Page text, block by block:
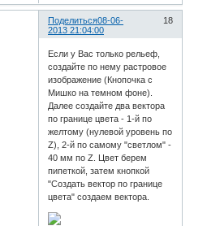
Поделиться 18
08-06-
2013 21:04:00
Если у Вас только рельеф,
создайте по нему растровое
изображение (Кнопочка с
Мишко на темном фоне).
Далее создайте два вектора
по границе цвета - 1-й по
желтому (нулевой уровень по
Z), 2-й по самому "светлом" -
40 мм по Z. Цвет берем
пипеткой, затем кнопкой
"Создать вектор по границе
цвета" создаем вектора.